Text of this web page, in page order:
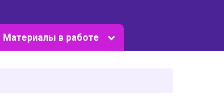
Материалы в работе